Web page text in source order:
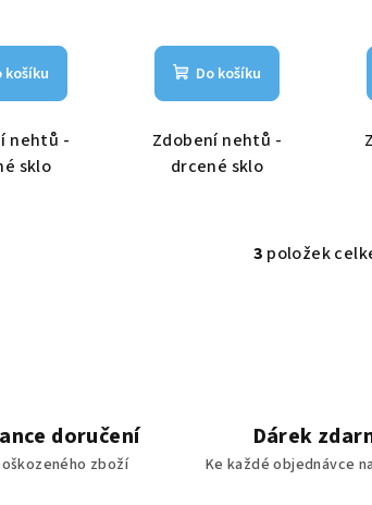
košíku
nehtů -
sklo
Do košíku
Zdobení nehtů -
drcené sklo
O
c
í
3 položek
doručení
zboží
Dárek
Ke každé objednávce